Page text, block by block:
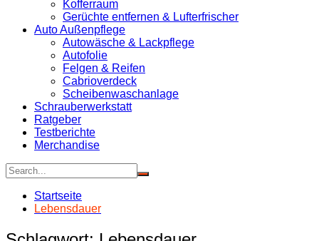
Kofferraum
Gerüchte entfernen & Lufterfrischer
Auto Außenpflege
Autowäsche & Lackpflege
Autofolie
Felgen & Reifen
Cabrioverdeck
Scheibenwaschanlage
Schrauberwerkstatt
Ratgeber
Testberichte
Merchandise
Startseite
Lebensdauer